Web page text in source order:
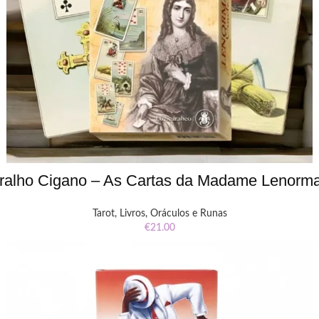
Cigano – As Cartas da Madame
Tarot, Livros, Oráculos e Runas
€21.00